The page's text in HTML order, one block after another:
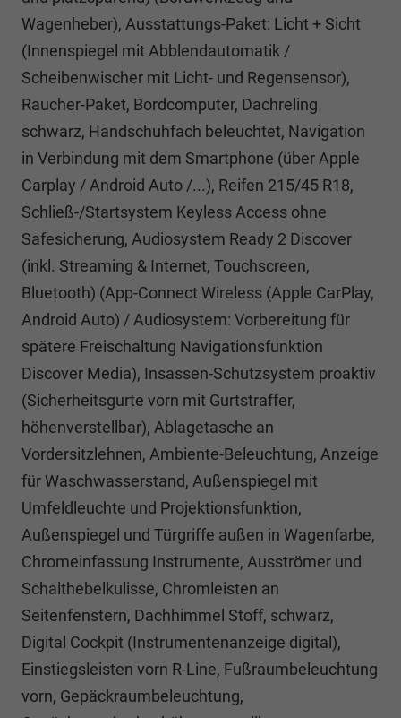
Wagenheber), Ausstattungs-Paket: Licht + Sicht
(Innenspiegel mit Abblendautomatik /
Scheibenwischer mit Licht- und Regensensor),
Raucher-Paket, Bordcomputer, Dachreling
schwarz, Handschuhfach beleuchtet, Navigation
in Verbindung mit dem Smartphone (über Apple
Carplay / Android Auto /...), Reifen 215/45 R18,
Schließ-/Startsystem Keyless Access ohne
Safesicherung, Audiosystem Ready 2 Discover
(inkl. Streaming & Internet, Touchscreen,
Bluetooth) (App-Connect Wireless (Apple CarPlay,
Android Auto) / Audiosystem: Vorbereitung für
spätere Freischaltung Navigationsfunktion
Discover Media), Insassen-Schutzsystem proaktiv
(Sicherheitsgurte vorn mit Gurtstraffer,
höhenverstellbar), Ablagetasche an
Vordersitzlehnen, Ambiente-Beleuchtung, Anzeige
für Waschwasserstand, Außenspiegel mit
Umfeldleuchte und Projektionsfunktion,
Außenspiegel und Türgriffe außen in Wagenfarbe,
Chromeinfassung Instrumente, Ausströmer und
Schalthebelkulisse, Chromleisten an
Seitenfenstern, Dachhimmel Stoff, schwarz,
Digital Cockpit (Instrumentenanzeige digital),
Einstiegsleisten vorn R-Line, Fußraumbeleuchtung
vorn, Gepäckraumbeleuchtung,